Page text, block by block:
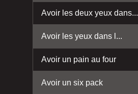
Avoir les deux yeux dans...
Avoir les yeux dans l...
Avoir un pain au four
Avoir un six pack